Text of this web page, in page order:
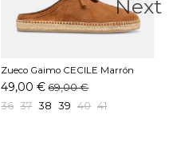
Zueco Gaimo CECILE Marrón
49,00 € 69,00 €
36 37 38 39 40 41
Next